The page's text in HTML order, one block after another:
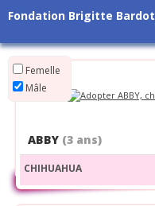
Fondation Brigitte Bardot
Femelle
Mâle
ABBY (3 ans)
CHIHUAHUA